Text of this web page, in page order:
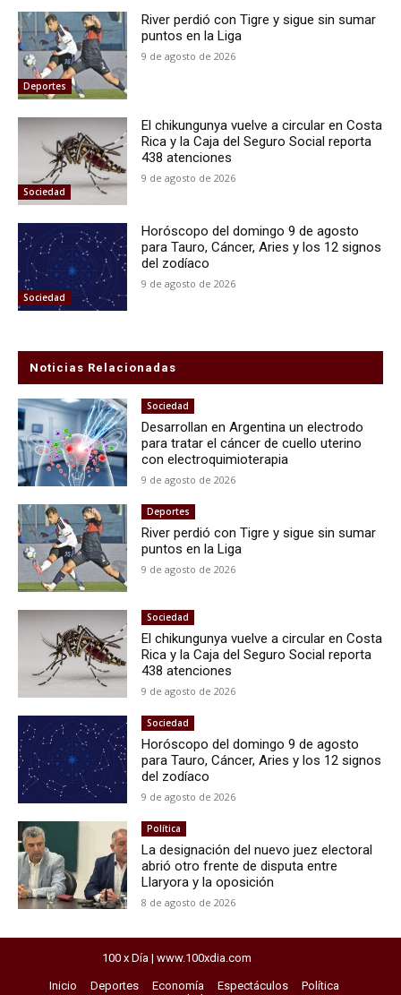
Deportes
River perdió con Tigre y sigue sin sumar
puntos en la Liga
9 de agosto de 2026
Sociedad
El chikungunya vuelve a circular en Costa
Rica y la Caja del Seguro Social reporta
438 atenciones
9 de agosto de 2026
Sociedad
Horóscopo del domingo 9 de agosto
para Tauro, Cáncer, Aries y los 12 signos
del zodíaco
9 de agosto de 2026
Noticias Relacionadas
Sociedad
Desarrollan en Argentina un electrodo
para tratar el cáncer de cuello uterino
con electroquimioterapia
9 de agosto de 2026
Deportes
River perdió con Tigre y sigue sin sumar
puntos en la Liga
9 de agosto de 2026
Sociedad
El chikungunya vuelve a circular en Costa
Rica y la Caja del Seguro Social reporta
438 atenciones
9 de agosto de 2026
Sociedad
Horóscopo del domingo 9 de agosto
para Tauro, Cáncer, Aries y los 12 signos
del zodíaco
9 de agosto de 2026
Política
La designación del nuevo juez electoral
abrió otro frente de disputa entre
Llaryora y la oposición
8 de agosto de 2026
100 x Día | www.100xdia.com
Inicio Deportes Economía Espectáculos
Política